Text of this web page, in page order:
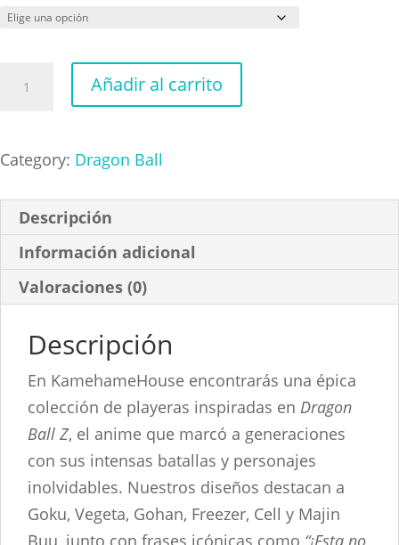
Adventure
Añadir al carrito
Category: Dragon Ball
Descripción
Información adicional
Valoraciones (0)
Descripción
En KamehameHouse encontrarás una épica
colección de playeras inspiradas en Dragon
Ball Z, el anime que marcó a generaciones
con sus intensas batallas y personajes
inolvidables. Nuestros diseños destacan a
Goku, Vegeta, Gohan, Freezer, Cell y Majin
Buu, junto con frases icónicas como “¡Esta no